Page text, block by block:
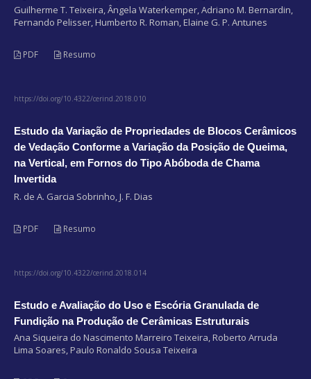
Guilherme T. Teixeira, Ângela Waterkemper, Adriano M. Bernardin,
Fernando Pelisser, Humberto R. Roman, Elaine G. P. Antunes
PDF Resumo
https://doi.org/10.4322/cerind.2018.010
Estudo da Variação de Propriedades de Blocos Cerâmicos
de Vedação Conforme a Variação da Posição de Queima,
na Vertical, em Fornos do Tipo Abóboda de Chama
Invertida
R. de A. Garcia Sobrinho, J. F. Dias
PDF Resumo
https://doi.org/10.4322/cerind.2018.014
Estudo e Avaliação do Uso e Escória Granulada de
Fundição na Produção de Cerâmicas Estruturais
Ana Siqueira do Nascimento Marreiro Teixeira, Roberto Arruda
Lima Soares, Paulo Ronaldo Sousa Teixeira